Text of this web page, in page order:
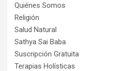
Quiénes Somos
Religión
Salud Natural
Sathya Sai Baba
Suscripción Gratuita
Terapias Holísticas